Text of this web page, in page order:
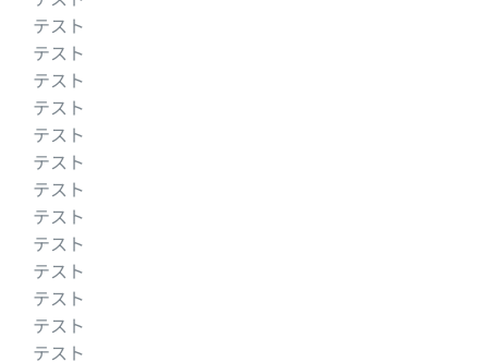
テスト
テスト
テスト
テスト
テスト
テスト
テスト
テスト
テスト
テスト
テスト
テスト
テスト